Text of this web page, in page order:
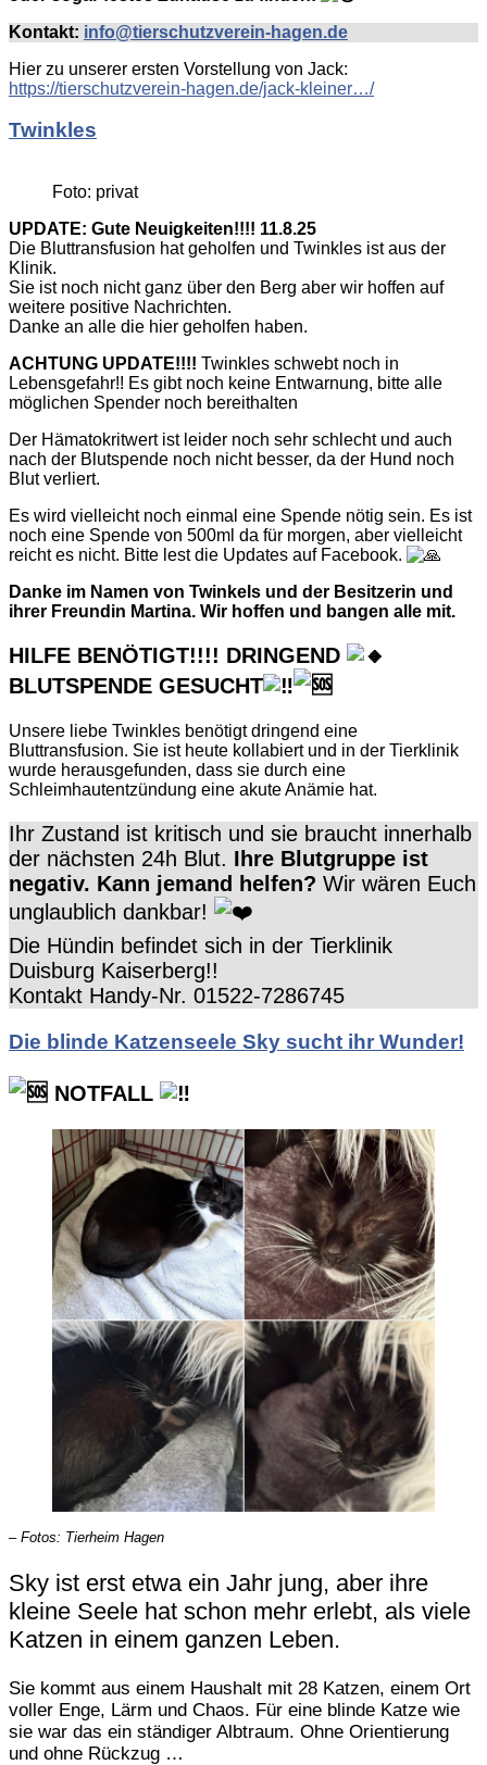
Kontakt: info@tierschutzverein-hagen.de
Hier zu unserer ersten Vorstellung von Jack:
https://tierschutzverein-hagen.de/jack-kleiner…/
Twinkles
Foto: privat
UPDATE: Gute Neuigkeiten!!!! 11.8.25
Die Bluttransfusion hat geholfen und Twinkles ist aus der
Klinik.
Sie ist noch nicht ganz über den Berg aber wir hoffen auf
weitere positive Nachrichten.
Danke an alle die hier geholfen haben.
ACHTUNG UPDATE!!!! Twinkles schwebt noch in
Lebensgefahr!! Es gibt noch keine Entwarnung, bitte alle
möglichen Spender noch bereithalten
Der Hämatokritwert ist leider noch sehr schlecht und auch
nach der Blutspende noch nicht besser, da der Hund noch
Blut verliert.
Es wird vielleicht noch einmal eine Spende nötig sein. Es ist
noch eine Spende von 500ml da für morgen, aber vielleicht
reicht es nicht. Bitte lest die Updates auf Facebook.
Danke im Namen von Twinkels und der Besitzerin und
ihrer Freundin Martina. Wir hoffen und bangen alle mit.
HILFE BENÖTIGT!!!! DRINGEND
BLUTSPENDE GESUCHT
Unsere liebe Twinkles benötigt dringend eine
Bluttransfusion. Sie ist heute kollabiert und in der Tierklinik
wurde herausgefunden, dass sie durch eine
Schleimhautentzündung eine akute Anämie hat.
Ihr Zustand ist kritisch und sie braucht innerhalb
der nächsten 24h Blut. Ihre Blutgruppe ist
negativ. Kann jemand helfen? Wir wären Euch
unglaublich dankbar!
Die Hündin befindet sich in der Tierklinik
Duisburg Kaiserberg!!
Kontakt Handy-Nr. 01522-7286745
Die blinde Katzenseele Sky sucht ihr Wunder!
NOTFALL
– Fotos: Tierheim Hagen
Sky ist erst etwa ein Jahr jung, aber ihre
kleine Seele hat schon mehr erlebt, als viele
Katzen in einem ganzen Leben.
Sie kommt aus einem Haushalt mit 28 Katzen, einem Ort
voller Enge, Lärm und Chaos. Für eine blinde Katze wie
sie war das ein ständiger Albtraum. Ohne Orientierung
und ohne Rückzug …